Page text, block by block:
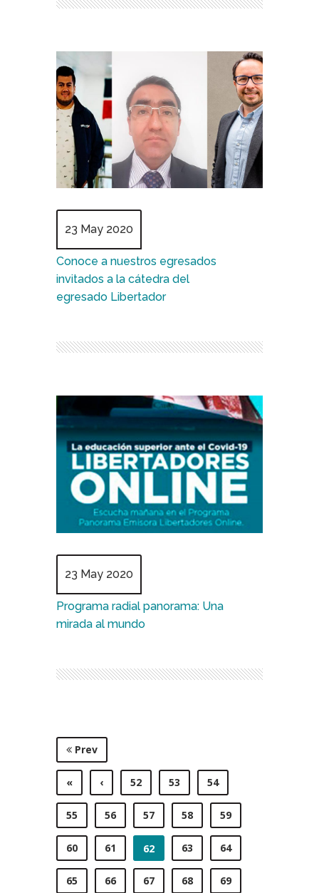
23 May 2020
Conoce a nuestros egresados
invitados a la cátedra del
egresado Libertador
23 May 2020
Programa radial panorama: Una
mirada al mundo
Prev
« ‹ 52 53 54
55 56 57 58 59
60 61 62 63 64
65 66 67 68 69